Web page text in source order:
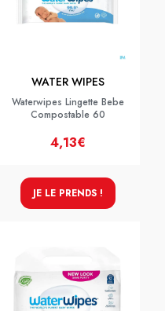
WATER WIPES
Waterwipes Lingette Bebe
Compostable 60
4,13€
JE LE PRENDS !